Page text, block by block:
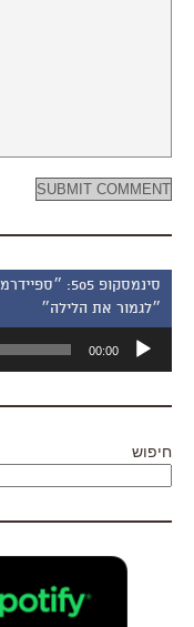
סינמסקופ
״לגמור את הלילה״
אודיו
00:00
חיפוש